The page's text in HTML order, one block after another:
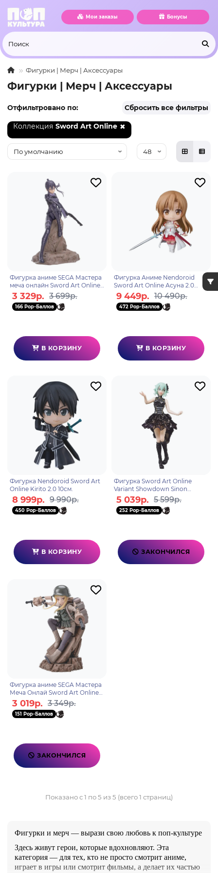
Мои заказы Бонусы
Фигурки | Мерч | Аксессуары
Фигурки | Мерч | Аксессуары
Отфильтровано по: Сбросить все фильтры
Коллекция Sword Art Online
Фигурка аниме SEGA Мастера
меча онлайн Sword Art Online
Питоху 20см 40118
3 329р. 3 699р.
166 Pop-Баллов
В КОРЗИНУ
Фигурка Аниме Nendoroid
Sword Art Online Асуна 2.0
10см 4580590208674
9 449р. 10 490р.
472 Pop-Баллов
В КОРЗИНУ
Фигурка Nendoroid Sword Art
Online Kirito 2.0 10см.
8 999р. 9 990р.
450 Pop-Баллов
В КОРЗИНУ
Фигурка Sword Art Online
Variant Showdown Sinon
4983164880373
5 039р. 5 599р.
252 Pop-Баллов
ЗАКОНЧИЛСЯ
Фигурка аниме SEGA Мастера
Меча Онлай Sword Art Online
Alternative Gun Gale Online II
Фуказиро 17см
3 019р. 3 349р.
151 Pop-Баллов
ЗАКОНЧИЛСЯ
Показано с 1 по 5 из 5 (всего 1 страниц)
Фигурки и мерч — вырази свою любовь к поп-культуре
Здесь живут герои, которые вдохновляют. Эта
категория — для тех, кто не просто смотрит аниме,
играет в игры или смотрит фильмы, а делает их частью